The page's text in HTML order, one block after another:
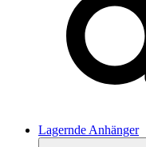
Lagernde Anhänger